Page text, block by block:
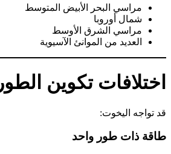
مراسي البحر الأبيض المتوسط
شمال أوروبا
مراسي الشرق الأوسط
العديد من الموانئ الآسيوية
اختلافات تكوين الطور
قد تواجه اليخوت:
طاقة ذات طور واحد